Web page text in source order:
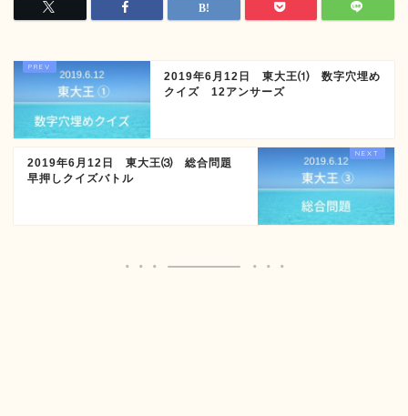
2019年6月12日 東大王⑴ 数字穴埋め
クイズ 12アンサーズ
2019年6月12日 東大王⑶ 総合問題
早押しクイズバトル